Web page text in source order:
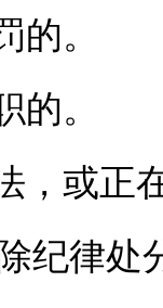
。
。
或正在
纪律处